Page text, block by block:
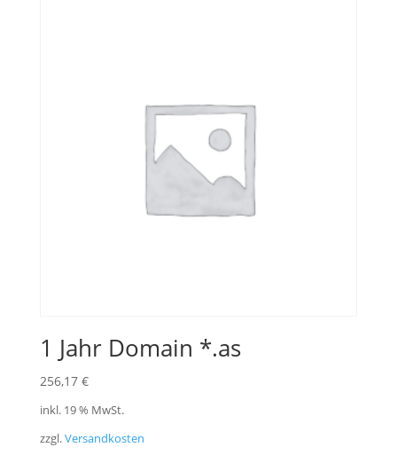
1 Jahr Domain *.as
256,17 €
inkl. 19 % MwSt.
zzgl.Versandkosten